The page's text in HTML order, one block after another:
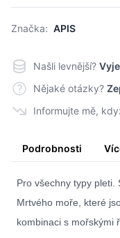
Značka: APIS
Našli levnější?
Nějaké otázky?
Informujte mě,
Podrobnosti
Pro všechny typy
Mrtvého moře, které
kombinaci s mořskými